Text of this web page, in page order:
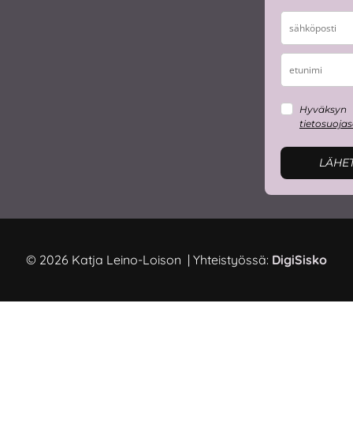
Hyväksyn
© 2026 Katja Leino-Loison | Yhteistyössä: DigiSisko